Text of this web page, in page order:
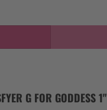
G FOR GODDESS 1"